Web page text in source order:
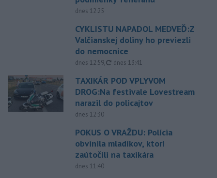
dnes 12:25
CYKLISTU NAPADOL MEDVEĎ:Z
Valčianskej doliny ho previezli
do nemocnice
dnes 12:59, aktualizované
dnes 13:41
TAXIKÁR POD VPLYVOM
DROG:Na festivale Lovestream
narazil do policajtov
dnes 12:30
POKUS O VRAŽDU: Polícia
obvinila mladíkov, ktorí
zaútočili na taxikára
dnes 11:40